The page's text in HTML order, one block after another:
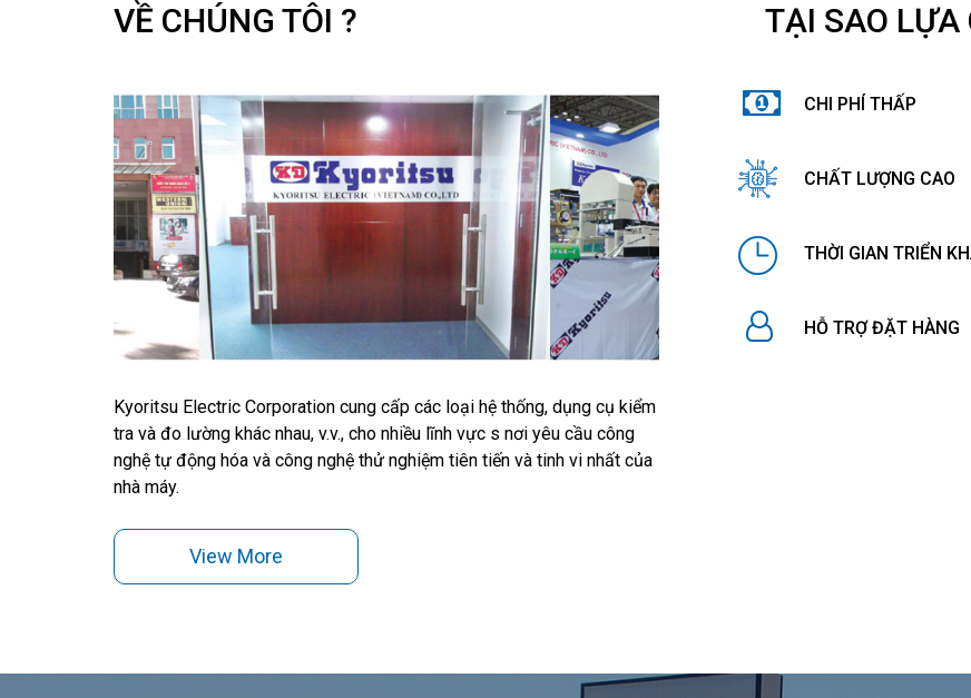
VỀ CHÚNG TÔI ?
Kyoritsu Electric Corporation cung cấp các loại hệ thống, dụng cụ kiểm
tra và đo lường khác nhau, v.v., cho nhiều lĩnh vực s nơi yêu cầu công
nghệ tự động hóa và công nghệ thử nghiệm tiên tiến và tinh vi nhất của
nhà máy.
View More
TẠI SAO LỰA
CHI PHÍ THẤP
CHẤT LƯỢNG CAO
THỜI GIAN TRIỂN
HỖ TRỢ ĐẶT HÀNG